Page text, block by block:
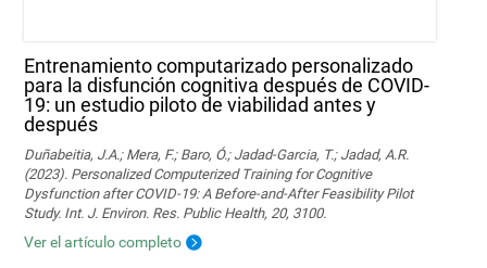
Entrenamiento computarizado personalizado
para la disfunción cognitiva después de COVID-
19: un estudio piloto de viabilidad antes y
después
Duñabeitia, J.A.; Mera, F.; Baro, Ó.; Jadad-Garcia, T.; Jadad, A.R.
(2023). Personalized Computerized Training for Cognitive
Dysfunction after COVID-19: A Before-and-After Feasibility Pilot
Study. Int. J. Environ. Res. Public Health, 20, 3100.
Ver el artículo completo